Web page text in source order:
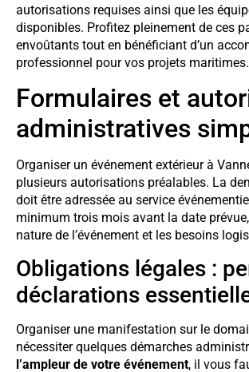
autorisations requises ainsi que les
disponibles. Profitez pleinement de ces
envoûtants tout en bénéficiant d’un
professionnel pour vos projets maritimes.
Formulaires et
administratives
Organiser un événement extérieur à
plusieurs autorisations préalables. La
doit être adressée au service
minimum trois mois avant la date
nature de l’événement et les besoins
Obligations légales :
déclarations
Organiser une manifestation sur le
nécessiter quelques démarches
l’ampleur de votre événement, il vous